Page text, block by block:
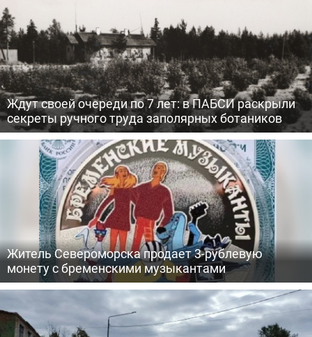
Ждут своей очереди по 7 лет: в ПАБСИ раскрыли
секреты ручного труда заполярных ботаников
Житель Североморска продает 3-рублевую
монету с бременскими музыкантами